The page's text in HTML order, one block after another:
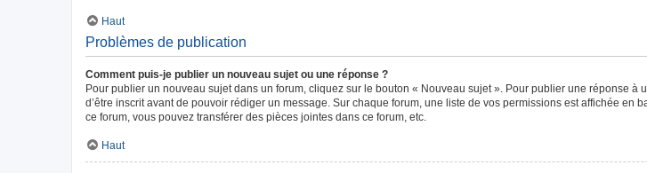
Haut
Problèmes de publication
Comment puis-je publier un nouveau sujet ou une réponse ?
Pour publier un nouveau sujet dans un forum, cliquez sur le bouton « Nouveau sujet ». Pour publier une réponse
d’être inscrit avant de pouvoir rédiger un message. Sur chaque forum, une liste de vos permissions est affichée
ce forum, vous pouvez transférer des pièces jointes dans ce forum, etc.
Haut